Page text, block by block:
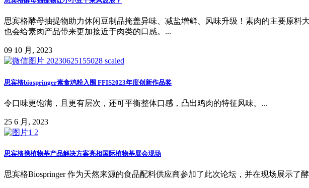
思宾格酵母抽提物助力休闲豆制品掩盖异味、减盐增鲜、风味升级！素肉的主要原
也会给素肉产品带来更加接近于肉类的口感。...
09 10 月, 2023
思宾格biospringer素食鸡粉入围 FFIS2023年度创新作品奖
令口味更饱满，且更有层次，还可平衡整体口感，凸出鸡肉的特征风味。...
25 6 月, 2023
思宾格携植物基产品解决方案亮相国际植物基展会现场
思宾格Biospringer 作为天然来源的食品配料供应商参加了此次论坛，并在现场展示了